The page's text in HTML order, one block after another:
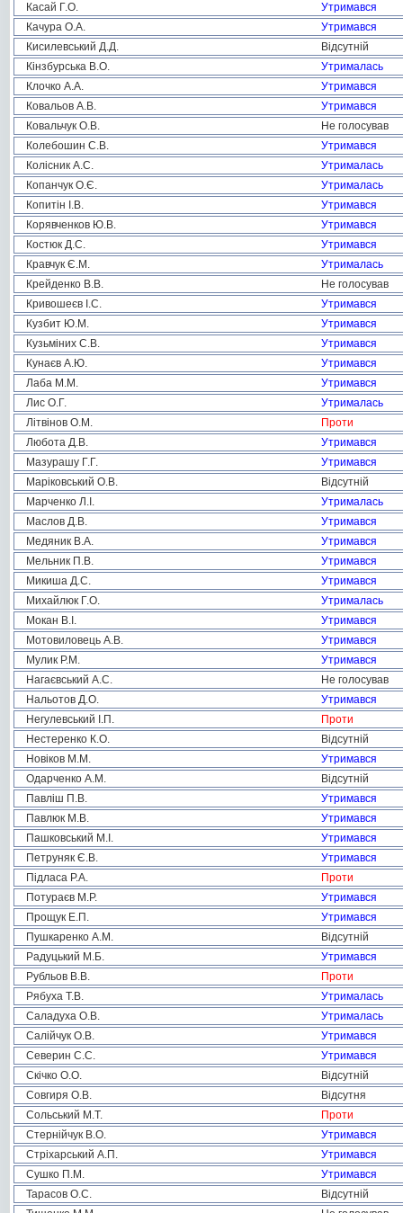
Касай Г.О.
Утримався
Качура О.А.
Утримався
Кисилевський Д.Д.
Відсутній
Кінзбурська В.О.
Утрималась
Клочко А.А.
Утримався
Ковальов А.В.
Утримався
Ковальчук О.В.
Не голосував
Колебошин С.В.
Утримався
Колісник А.С.
Утрималась
Копанчук О.Є.
Утрималась
Копитін І.В.
Утримався
Корявченков Ю.В.
Утримався
Костюк Д.С.
Утримався
Кравчук Є.М.
Утрималась
Крейденко В.В.
Не голосував
Кривошеєв І.С.
Утримався
Кузбит Ю.М.
Утримався
Кузьміних С.В.
Утримався
Кунаєв А.Ю.
Утримався
Лаба М.М.
Утримався
Лис О.Г.
Утрималась
Літвінов О.М.
Проти
Любота Д.В.
Утримався
Мазурашу Г.Г.
Утримався
Маріковський О.В.
Відсутній
Марченко Л.І.
Утрималась
Маслов Д.В.
Утримався
Медяник В.А.
Утримався
Мельник П.В.
Утримався
Микиша Д.С.
Утримався
Михайлюк Г.О.
Утрималась
Мокан В.І.
Утримався
Мотовиловець А.В.
Утримався
Мулик Р.М.
Утримався
Нагаєвський А.С.
Не голосував
Нальотов Д.О.
Утримався
Негулевський І.П.
Проти
Нестеренко К.О.
Відсутній
Новіков М.М.
Утримався
Одарченко А.М.
Відсутній
Павліш П.В.
Утримався
Павлюк М.В.
Утримався
Пашковський М.І.
Утримався
Петруняк Є.В.
Утримався
Підласа Р.А.
Проти
Потураєв М.Р.
Утримався
Прощук Е.П.
Утримався
Пушкаренко А.М.
Відсутній
Радуцький М.Б.
Утримався
Рубльов В.В.
Проти
Рябуха Т.В.
Утрималась
Саладуха О.В.
Утрималась
Салійчук О.В.
Утримався
Северин С.С.
Утримався
Скічко О.О.
Відсутній
Совгиря О.В.
Відсутня
Сольський М.Т.
Проти
Стернійчук В.О.
Утримався
Стріхарський А.П.
Утримався
Сушко П.М.
Утримався
Тарасов О.С.
Відсутній